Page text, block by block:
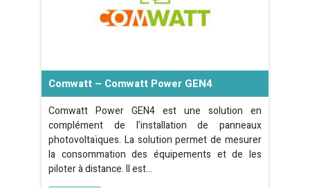
Comwatt – Comwatt Power GEN4
Comwatt Power GEN4 est une solution en
complément de l’installation de panneaux
photovoltaïques. La solution permet de mesurer
la consommation des équipements et de les
piloter à distance. Il est…